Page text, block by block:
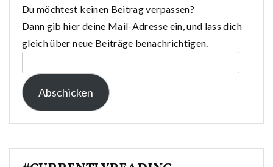
Du möchtest keinen Beitrag verpassen?
Dann gib hier deine Mail-Adresse ein, und lass dich
gleich über neue Beiträge benachrichtigen.
Mail-
Adresse:
Abschicken